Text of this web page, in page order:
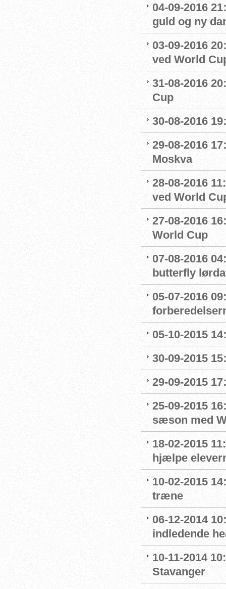
04-09-2016
guld og ny
03-09-2016
ved World
31-08-2016
Cup
30-08-2016
29-08-2016
Moskva
28-08-2016
ved World
27-08-2016
World Cup
07-08-2016
butterfly
05-07-2016
05-10-2015
30-09-2015
29-09-2015
25-09-2015
sæson med
18-02-2015
hjælpe
10-02-2015
træne
06-12-2014
indledende
10-11-2014
Stavanger